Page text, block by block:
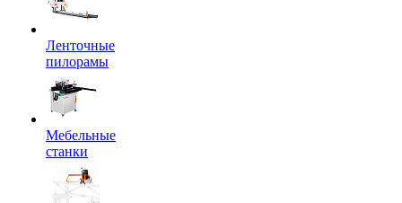
Ленточные
пилорамы
Мебельные
станки